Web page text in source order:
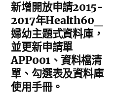
新增開放申請2015-
2017年Health60_
婦幼主題式資料庫，
並更新申請單
APP001、資料檔清
單、勾選表及資料庫
使用手冊。